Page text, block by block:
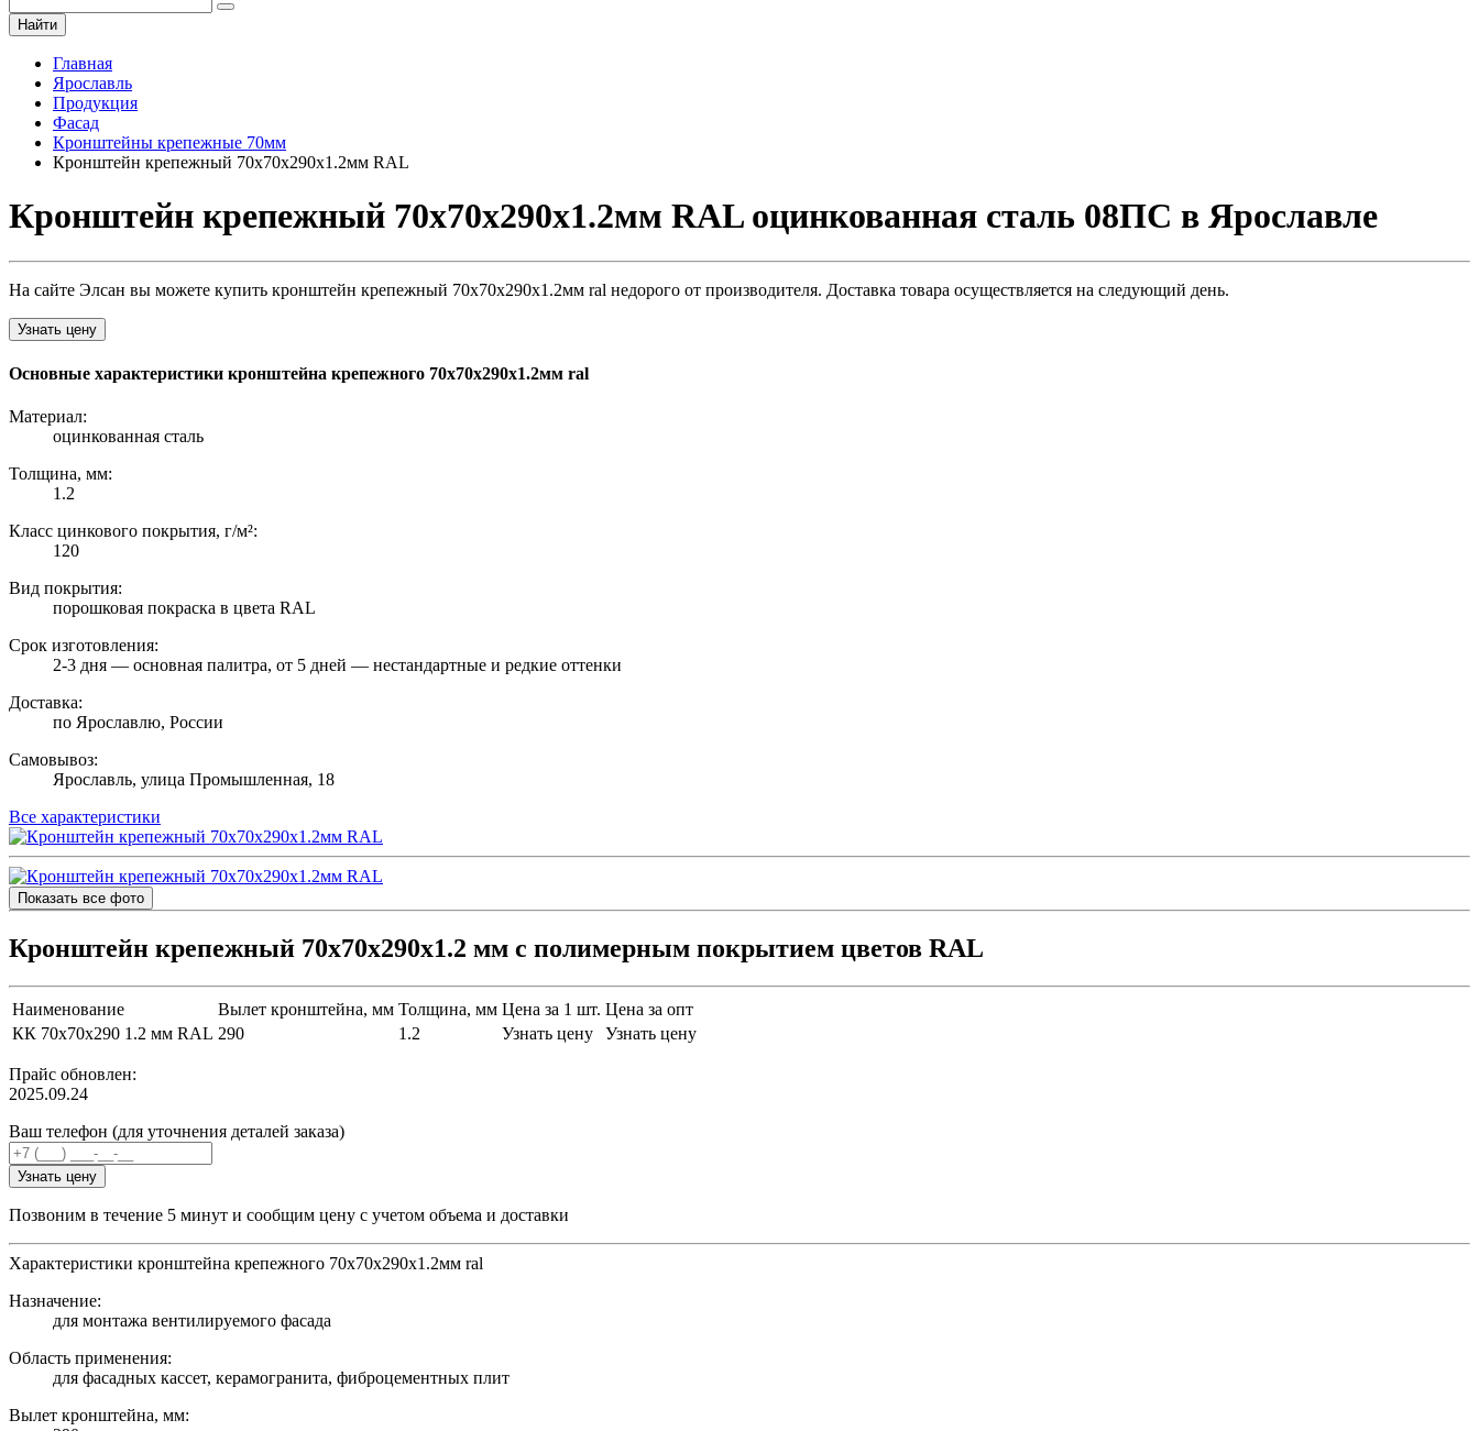
Найти
Главная
Ярославль
Продукция
Фасад
Кронштейны крепежные 70мм
Кронштейн крепежный 70х70х290х1.2мм RAL
Кронштейн крепежный 70х70х290х1.2мм RAL оцинкованная сталь 08ПС в Ярославле
На сайте Элсан вы можете купить кронштейн крепежный 70х70х290х1.2мм ral недорого от производителя. Доставка товара осуществляется на следующий день.
Узнать цену
Основные характеристики кронштейна крепежного 70х70х290х1.2мм ral
Материал:
оцинкованная сталь
Толщина, мм:
1.2
Класс цинкового покрытия, г/м²:
120
Вид покрытия:
порошковая покраска в цвета RAL
Срок изготовления:
2-3 дня — основная палитра, от 5 дней — нестандартные и редкие оттенки
Доставка:
по Ярославлю, России
Самовывоз:
Ярославль, улица Промышленная, 18
Все характеристики
Показать все фото
Кронштейн крепежный 70х70х290х1.2 мм с полимерным покрытием цветов RAL
Наименование Вылет кронштейна, мм Толщина, мм Цена за 1 шт. Цена за опт
КК 70х70х290 1.2 мм RAL 290 1.2 Узнать цену Узнать цену
Прайс обновлен:
2025.09.24
Ваш телефон (для уточнения деталей заказа)
Узнать цену
Позвоним в течение 5 минут и сообщим цену с учетом объема и доставки
Характеристики кронштейна крепежного 70х70х290х1.2мм ral
Назначение:
для монтажа вентилируемого фасада
Область применения:
для фасадных кассет, керамогранита, фиброцементных плит
Вылет кронштейна, мм: